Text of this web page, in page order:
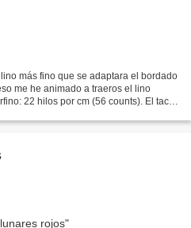
más fino que se adaptara el bordado
me he animado a traeros el lino
22 hilos por cm (56 counts). El tacto